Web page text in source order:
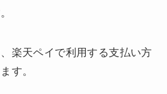
楽天ペイで利用する支払い方
す。